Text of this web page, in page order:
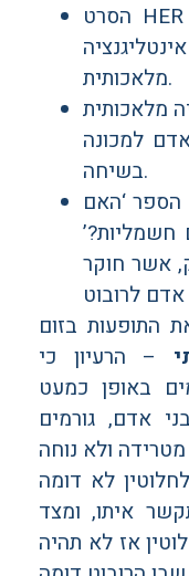
הסרט HER בו אדם מקיים מערכת יחסים
מלאכותית.
מלאכותית
למכונה
בשיחה.
הספר ‘האם
אשר חוקר
התופעות בזום
– הרעיון כי
באופן כמעט
אדם, גורמים
לא דומה
איתו, ומצד
אז לא תהיה